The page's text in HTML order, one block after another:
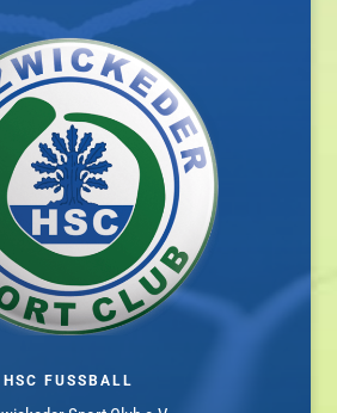
HSC FUSSBALL